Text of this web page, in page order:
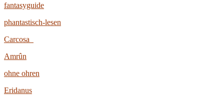
fantasyguide
phantastisch-lesen
Carcosa
Amrûn
ohne ohren
Eridanus